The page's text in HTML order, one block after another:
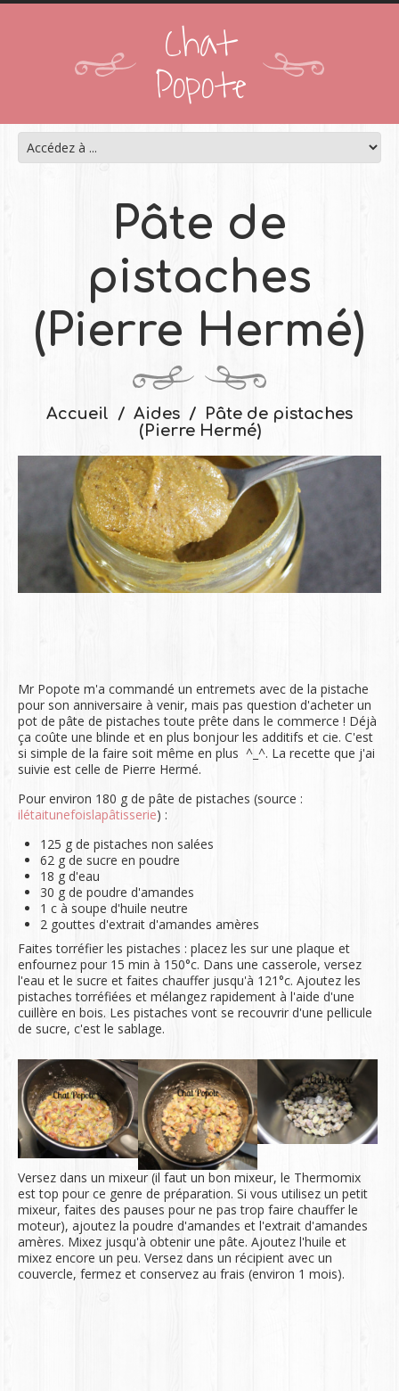
Chat
Popote
Pâte de
pistaches
(Pierre Hermé)
Accueil Aides
Pâte de pistaches
(Pierre Hermé)
Mr Popote m'a commandé un entremets avec de la pistache
pour son anniversaire à venir, mais pas question d'acheter un
pot de pâte de pistaches toute prête dans le commerce ! Déjà
ça coûte une blinde et en plus bonjour les additifs et cie. C'est
si simple de la faire soit même en plus ^_^. La recette que j'ai
suivie est celle de Pierre Hermé.
Pour environ 180 g de pâte de pistaches (source :
ilétaitunefoislapâtisserie) :
125 g de pistaches non salées
62 g de sucre en poudre
18 g d'eau
30 g de poudre d'amandes
1 c à soupe d'huile neutre
2 gouttes d'extrait d'amandes amères
Faites torréfier les pistaches : placez les sur une plaque et
enfournez pour 15 min à 150°c. Dans une casserole, versez
l'eau et le sucre et faites chauffer jusqu'à 121°c. Ajoutez les
pistaches torréfiées et mélangez rapidement à l'aide d'une
cuillère en bois. Les pistaches vont se recouvrir d'une pellicule
de sucre, c'est le sablage.
Versez dans un mixeur (il faut un bon mixeur, le Thermomix
est top pour ce genre de préparation. Si vous utilisez un petit
mixeur, faites des pauses pour ne pas trop faire chauffer le
moteur), ajoutez la poudre d'amandes et l'extrait d'amandes
amères. Mixez jusqu'à obtenir une pâte. Ajoutez l'huile et
mixez encore un peu. Versez dans un récipient avec un
couvercle, fermez et conservez au frais (environ 1 mois).